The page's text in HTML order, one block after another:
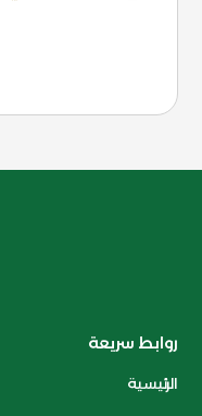
روابط سريعة
الرئيسية